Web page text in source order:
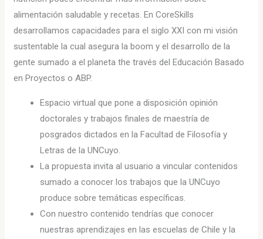
alimentación saludable y recetas. En CoreSkills
desarrollamos capacidades para el siglo XXI con mi visión
sustentable la cual asegura la boom y el desarrollo de la
gente sumado a el planeta the través del Educación Basado
en Proyectos o ABP.
Espacio virtual que pone a disposición opinión
doctorales y trabajos finales de maestría de
posgrados dictados en la Facultad de Filosofía y
Letras de la UNCuyo.
La propuesta invita al usuario a vincular contenidos
sumado a conocer los trabajos que la UNCuyo
produce sobre temáticas específicas.
Con nuestro contenido tendrías que conocer
nuestras aprendizajes en las escuelas de Chile y la